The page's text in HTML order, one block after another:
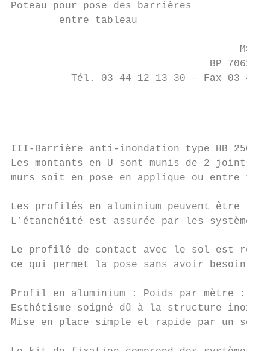
Poteau pour pose des barrières
entre tableau
MSEI
BP 70625
Tél. 03 44 12 13 30 – Fax 03 44
III-Barrière anti-inondation type HB 250 :
Les montants en U sont munis de 2
murs soit en pose en applique ou entre
Les profilés en aluminium peuvent être
L’étanchéité est assurée par les systèmes
Le profilé de contact avec le sol est
ce qui permet la pose sans avoir besoin
Profil en aluminium : Poids par mètre :
Esthétisme soigné dû à la structure inox.
Mise en place simple et rapide par un